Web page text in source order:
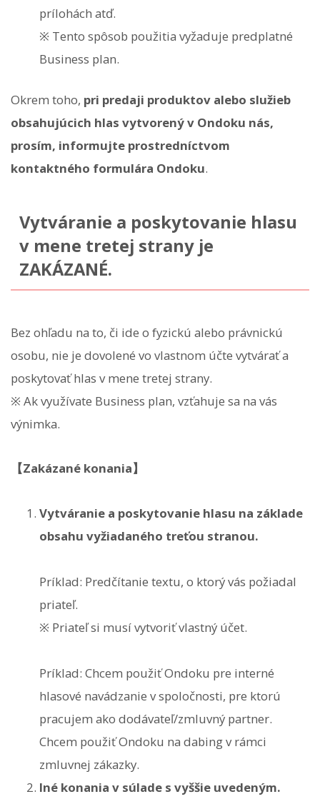
prílohách atď.
※ Tento spôsob použitia vyžaduje predplatné
Business plan.
Okrem toho, pri predaji produktov alebo služieb
obsahujúcich hlas vytvorený v Ondoku nás,
prosím, informujte prostredníctvom
kontaktného formulára Ondoku.
Vytváranie a poskytovanie hlasu
v mene tretej strany je
ZAKÁZANÉ.
Bez ohľadu na to, či ide o fyzickú alebo právnickú
osobu, nie je dovolené vo vlastnom účte vytvárať a
poskytovať hlas v mene tretej strany.
※ Ak využívate Business plan, vzťahuje sa na vás
výnimka.
【Zakázané konania】
Vytváranie a poskytovanie hlasu na základe
obsahu vyžiadaného treťou stranou.
Príklad: Predčítanie textu, o ktorý vás požiadal
priateľ.
※ Priateľ si musí vytvoriť vlastný účet.
Príklad: Chcem použiť Ondoku pre interné
hlasové navádzanie v spoločnosti, pre ktorú
pracujem ako dodávateľ/zmluvný partner.
Chcem použiť Ondoku na dabing v rámci
zmluvnej zákazky.
Iné konania v súlade s vyššie uvedeným.